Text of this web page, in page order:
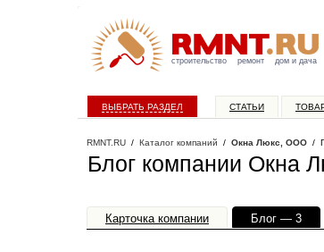
строительство ремонт дом и дача
ВЫБРАТЬ РАЗДЕЛ СТАТЬИ
RMNT.RU / Каталог компаний / Окна Люкс, ООО /
Блог компании Окна
Карточка компании Блог — 3